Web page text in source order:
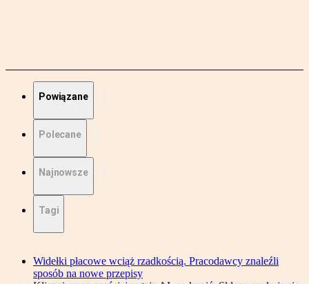
Powiązane
Polecane
Najnowsze
Tagi
Widełki płacowe wciąż rzadkością. Pracodawcy znaleźli
sposób na nowe przepisy